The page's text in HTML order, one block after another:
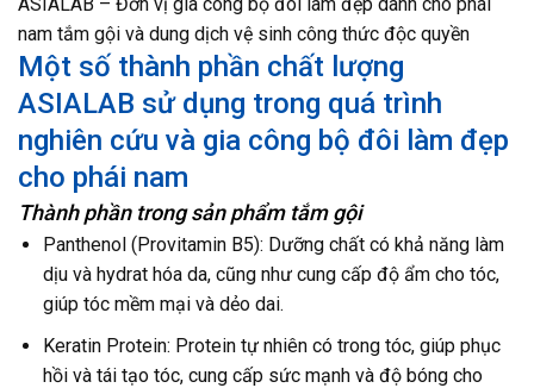
nam tắm gội và dung dịch vệ sinh công thức độc quyền
Một số thành phần chất lượng
ASIALAB sử dụng trong quá trình
nghiên cứu và gia công bộ đôi làm đẹp
cho phái nam
Thành phần trong sản phẩm tắm gội
Panthenol (Provitamin B5): Dưỡng chất có khả năng làm
dịu và hydrat hóa da, cũng như cung cấp độ ẩm cho tóc,
giúp tóc mềm mại và dẻo dai.
Keratin Protein: Protein tự nhiên có trong tóc, giúp phục
hồi và tái tạo tóc, cung cấp sức mạnh và độ bóng cho